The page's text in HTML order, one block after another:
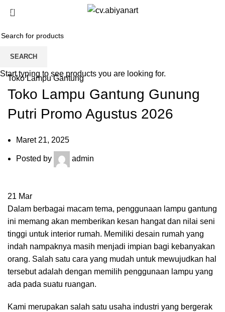
Blog
Toko Lampu Gantung
Toko Lampu Gantung Gunung
Putri Promo Agustus 2026
Maret 21, 2025
Posted by admin
21 Mar
Dalam berbagai macam tema, penggunaan lampu gantung
ini memang akan memberikan kesan hangat dan nilai seni
tinggi untuk interior rumah. Memiliki desain rumah yang
indah nampaknya masih menjadi impian bagi kebanyakan
orang. Salah satu cara yang mudah untuk mewujudkan hal
tersebut adalah dengan memilih penggunaan lampu yang
ada pada suatu ruangan.
Kami merupakan salah satu usaha industri yang bergerak
SEARCH
Start typing to see products you are looking for.